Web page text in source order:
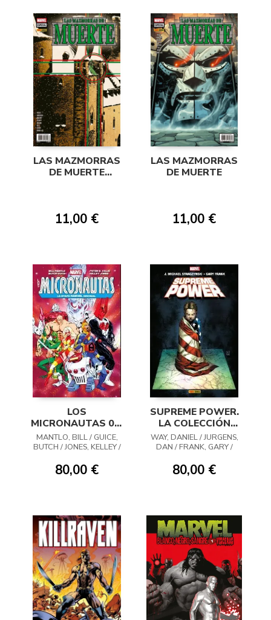
LAS MAZMORRAS
DE MUERTE
11,00 €
LAS MAZMORRAS
DE MUERTE
11,00 €
LOS
MICRONAUTAS 03:
LA ETAPA MARVEL
ORIGINAL
MANTLO, BILL / GUICE,
BUTCH / JONES, KELLEY /
WHIGHAM, RED /
BENDER, HOWARD
80,00 €
SUPREME POWER.
LA COLECCIÓN
COMPLETA
WAY, DANIEL / JURGENS,
DAN / FRANK, GARY /
DILLON, STEVE /
STRACZYNSKI, MICHAEL /
80,00 €